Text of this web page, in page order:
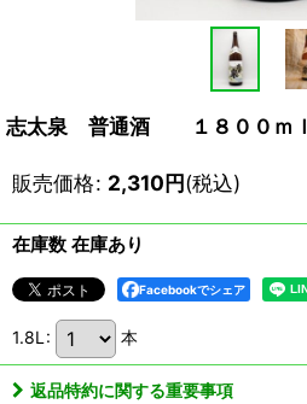
志太泉 普通酒 １８００ｍｌ
販売価格: 2,310円(税込)
在庫数 在庫あり
Facebookでシェア
1.8L : 本
返品特約に関する重要事項